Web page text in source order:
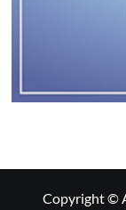
Copyright ©